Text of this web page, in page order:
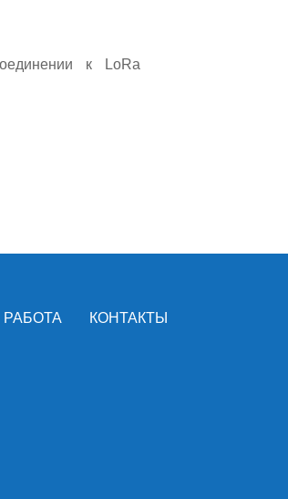
к LoRa
РАБОТА КОНТАКТЫ